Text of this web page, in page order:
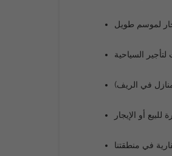
لموسم طويل
لتأجير السياحية
في الريف)
للبيع أو الإيجار
في منطقتنا